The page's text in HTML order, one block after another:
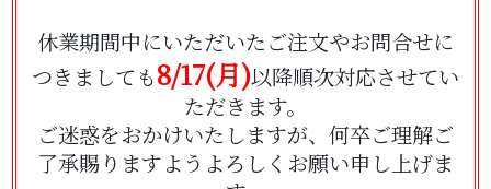
休業期間中にいただいたご注文やお問合せに
つきましても8/17(月)以降順次対応させてい
ただきます。
ご迷惑をおかけいたしますが、何卒ご理解ご
了承賜りますようよろしくお願い申し上げま